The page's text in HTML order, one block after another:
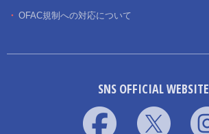
OFAC規制への対応について
SNS OFFICIAL WEBSITE